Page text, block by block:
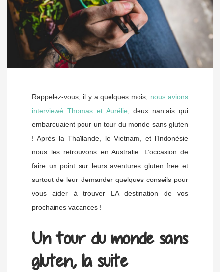
Rappelez-vous, il y a quelques mois, nous avions
interviewé Thomas et Aurélie , deux nantais qui
embarquaient pour un tour du monde sans gluten
! Après la Thaïlande, le Vietnam, et l’Indonésie
nous les retrouvons en Australie. L’occasion de
faire un point sur leurs aventures gluten free et
surtout de leur demander quelques conseils pour
vous aider à trouver LA destination de vos
prochaines vacances !
Un tour du monde sans
gluten, la suite